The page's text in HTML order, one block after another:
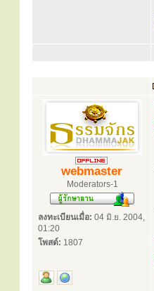
webmaster
Moderators-1
ลงทะเบียนเมื่อ: 04 มิ.ย. 2004,
01:20
โพสต์: 1807